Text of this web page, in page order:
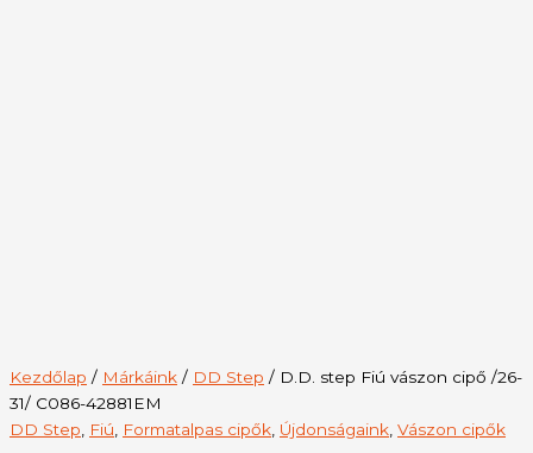
Kezdőlap / Márkáink / DD Step / D.D. step Fiú vászon cipő /26-
31/ C086-42881EM
DD Step
Fiú Formatalpas cipők Újdonságaink Vászon cipők